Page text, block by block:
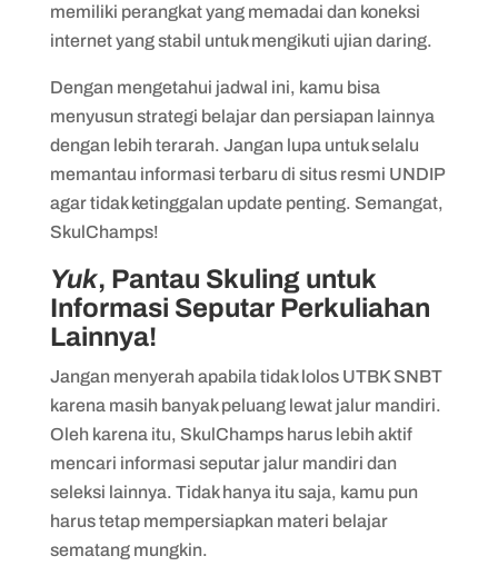
memiliki perangkat yang memadai dan koneksi
internet yang stabil untuk mengikuti ujian daring.
Dengan mengetahui jadwal ini, kamu bisa
menyusun strategi belajar dan persiapan lainnya
dengan lebih terarah. Jangan lupa untuk selalu
memantau informasi terbaru di situs resmi UNDIP
agar tidak ketinggalan update penting. Semangat,
SkulChamps!
Yuk, Pantau Skuling untuk
Informasi Seputar Perkuliahan
Lainnya!
Jangan menyerah apabila tidak lolos UTBK SNBT
karena masih banyak peluang lewat jalur mandiri.
Oleh karena itu, SkulChamps harus lebih aktif
mencari informasi seputar jalur mandiri dan
seleksi lainnya. Tidak hanya itu saja, kamu pun
harus tetap mempersiapkan materi belajar
sematang mungkin.